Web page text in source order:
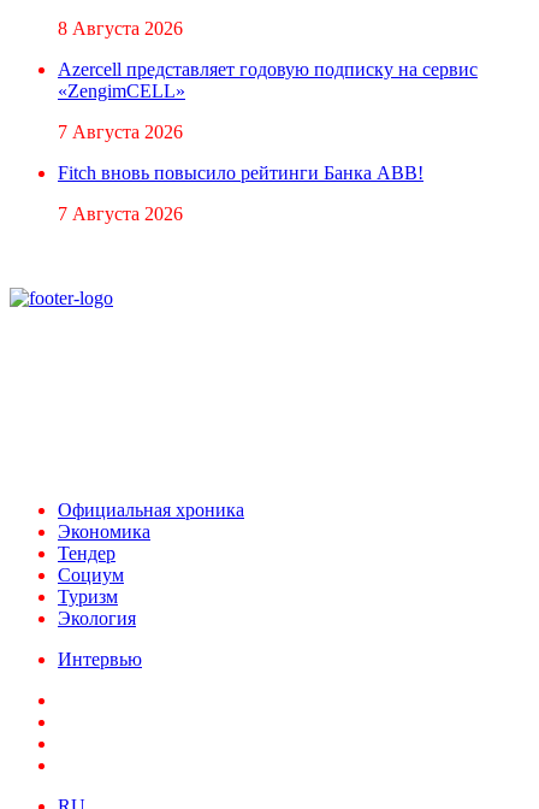
8 Августа 2026
Azercell представляет годовую подписку на сервис
«ZengimCELL»
7 Августа 2026
Fitch вновь повысило рейтинги Банка ABB!
7 Августа 2026
Официальная хроника
Экономика
Тендер
Социум
Туризм
Экология
Интервью